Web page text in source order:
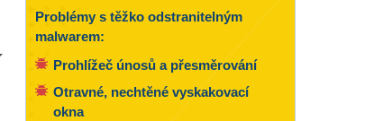
Problémy s těžko odstranitelným
malwarem:
Prohlížeč únosů a přesměrování
Otravné, nechtěné vyskakovací
okna